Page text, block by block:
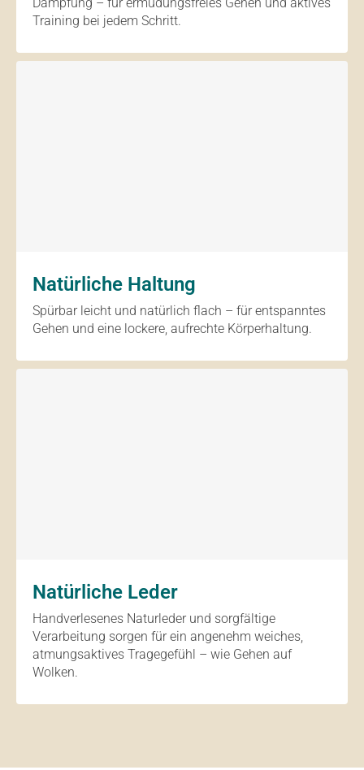
Training bei jedem Schritt.
Natürliche Haltung
Spürbar leicht und natürlich flach – für entspanntes
Gehen und eine lockere, aufrechte Körperhaltung.
Natürliche Leder
Handverlesenes Naturleder und sorgfältige
Verarbeitung sorgen für ein angenehm weiches,
atmungsaktives Tragegefühl – wie Gehen auf
Wolken.